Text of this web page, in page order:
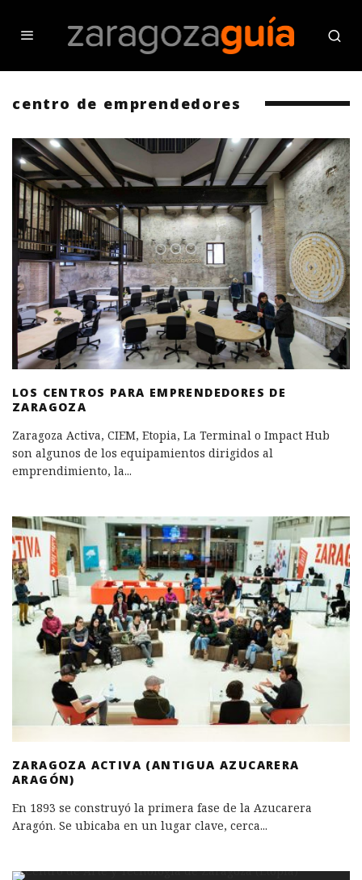
centro de emprendedores
LOS CENTROS PARA EMPRENDEDORES DE
ZARAGOZA
Zaragoza Activa, CIEM, Etopia, La Terminal o Impact Hub
son algunos de los equipamientos dirigidos al
emprendimiento, la...
ZARAGOZA ACTIVA (ANTIGUA AZUCARERA
ARAGÓN)
En 1893 se construyó la primera fase de la Azucarera
Aragón. Se ubicaba en un lugar clave, cerca...